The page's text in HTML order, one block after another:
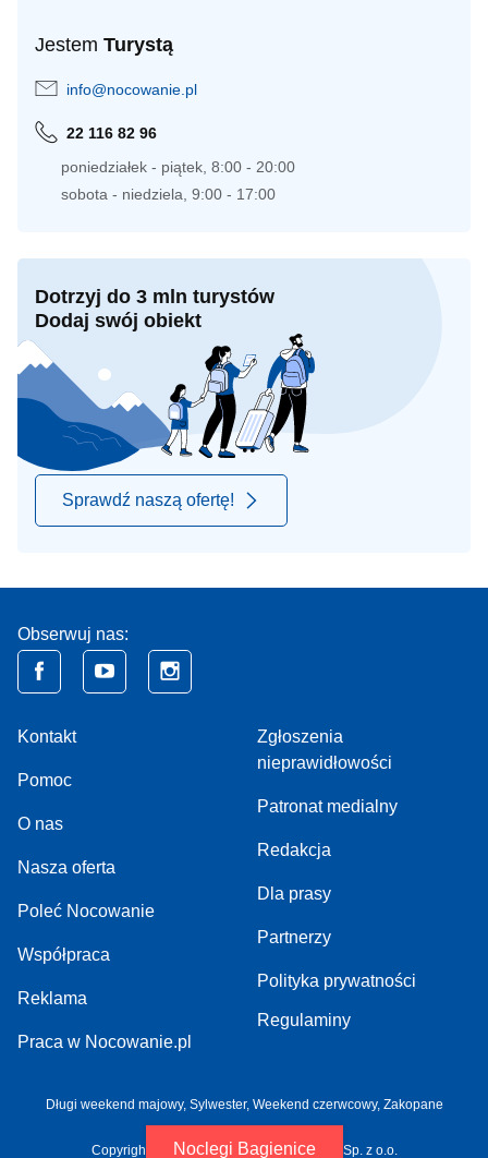
Noclegi Bagienice
Jestem Turystą
info@nocowanie.pl
22 116 82 96
poniedziałek - piątek, 8:00 - 20:00
sobota - niedziela, 9:00 - 17:00
Dotrzyj do 3 mln turystów
Dodaj swój obiekt
Sprawdź naszą ofertę!
Obserwuj nas:
Kontakt
Pomoc
O nas
Nasza oferta
Poleć Nocowanie
Współpraca
Reklama
Praca w Nocowanie.pl
Zgłoszenia
nieprawidłowości
Patronat medialny
Redakcja
Dla prasy
Partnerzy
Polityka prywatności
Regulaminy
Długi weekend majowy, Sylwester, Weekend czerwcowy, Zakopane
Copyright 2005-2026 by NOCOWANIE.PL Sp. z o.o.